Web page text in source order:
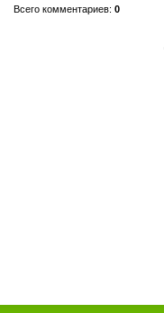
Всего комментариев: 0